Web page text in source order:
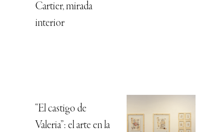
Cartier, mirada
interior
“El castigo de
Valeria”: el arte en la